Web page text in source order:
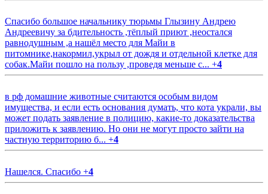
Спасибо большое начальнику тюрьмы Глызину Андрею
Андреевичу за бдительность ,тёплый приют ,неостался
равнодушным ,а нашёл место для Майи в
питомнике,накормил,укрыл от дождя и отдельной клетке для
собак.Майи пошло на пользу ,проведя меньше с... +4
в рф домашние животные считаются особым видом
имущества, и если есть основания думать, что кота украли, вы
может подать заявление в полицию, какие-то доказательства
приложить к заявлению. Но они не могут просто зайти на
частную территорию б... +4
Нашелся. Спасибо +4